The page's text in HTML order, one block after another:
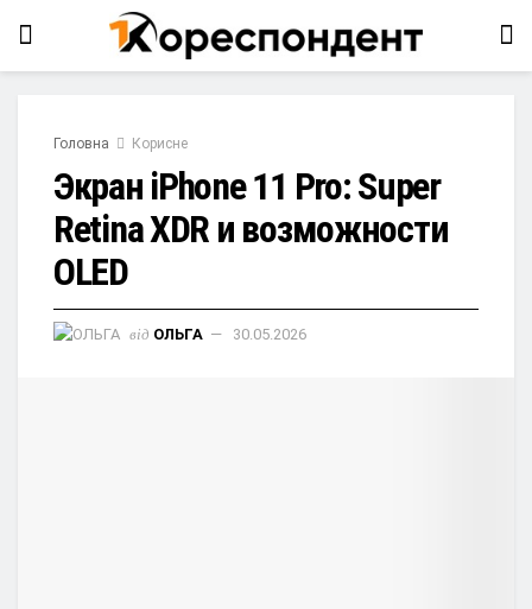
Головна Корисне
Экран iPhone 11 Pro: Super
Retina XDR и возможности
OLED
від ОЛЬГА 30.05.2026